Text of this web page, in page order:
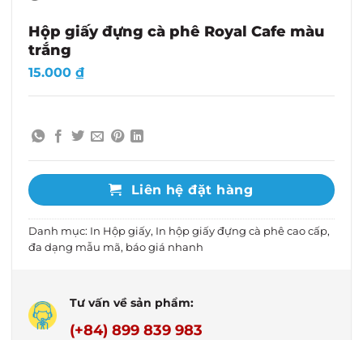
Hộp giấy đựng cà phê Royal Cafe màu
trắng
15.000 ₫
Liên hệ đặt hàng
Danh mục: In Hộp giấy, In hộp giấy đựng cà phê cao cấp,
đa dạng mẫu mã, báo giá nhanh
Tư vấn về sản phẩm:
(+84) 899 839 983